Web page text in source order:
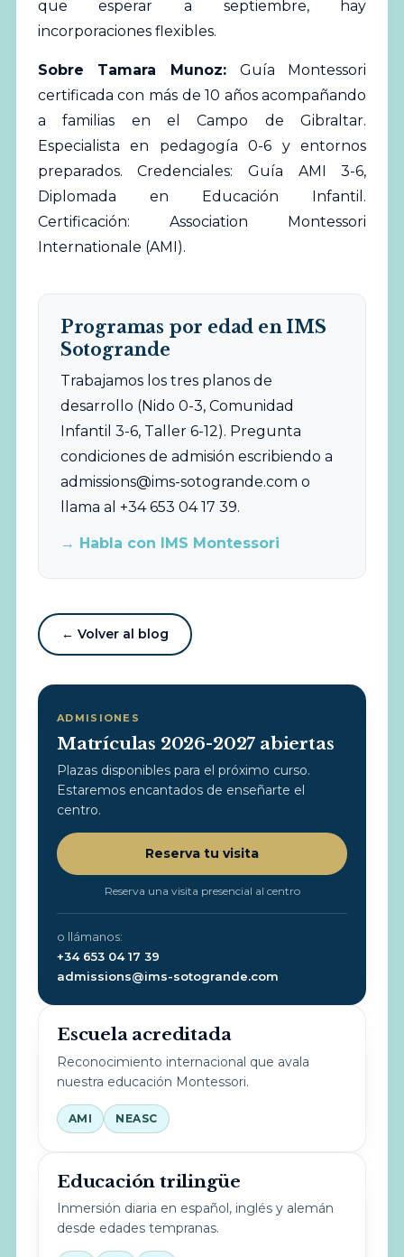
que esperar a septiembre, hay
incorporaciones flexibles.
Sobre Tamara Munoz: Guía Montessori
certificada con más de 10 años acompañando
a familias en el Campo de Gibraltar.
Especialista en pedagogía 0-6 y entornos
preparados. Credenciales: Guía AMI 3-6,
Diplomada en Educación Infantil.
Certificación: Association Montessori
Internationale (AMI).
Programas por edad en IMS
Sotogrande
Trabajamos los tres planos de
desarrollo (Nido 0-3, Comunidad
Infantil 3-6, Taller 6-12). Pregunta
condiciones de admisión escribiendo a
admissions@ims-sotogrande.com o
llama al +34 653 04 17 39.
→ Habla con IMS Montessori
← Volver al blog
ADMISIONES
Matrículas 2026-2027 abiertas
Plazas disponibles para el próximo curso.
Estaremos encantados de enseñarte el
centro.
Reserva tu visita
Reserva una visita presencial al centro
o llámanos:
+34 653 04 17 39
admissions@ims-sotogrande.com
Escuela acreditada
Reconocimiento internacional que avala
nuestra educación Montessori.
AMI NEASC
Educación trilingüe
Inmersión diaria en español, inglés y alemán
desde edades tempranas.